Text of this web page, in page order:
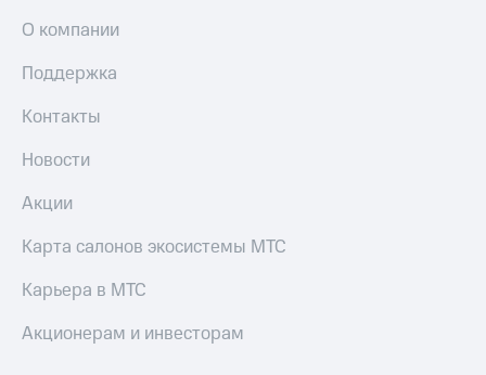
О компании
Поддержка
Контакты
Новости
Акции
Карта салонов экосистемы МТС
Карьера в МТС
Акционерам и инвесторам